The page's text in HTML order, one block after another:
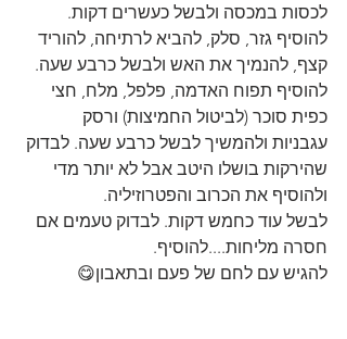
לכסות במכסה ולבשל כעשרים דקות.
להוסיף גזר, סלק, להביא לרתיחה, להוריד
קצף, להנמיך את האש ולבשל כרבע שעה.
להוסיף תפוח האדמה, פלפל, מלח, חצי
כפית סוכר (לביטול החמיצות) ורסק
עגבניות ולהמשיך לבשל כרבע שעה. לבדוק
שהירקות בושלו היטב אבל לא יותר מדי
ולהוסיף את הכרוב והפטרוזיליה.
לבשל עוד כחמש דקות. לבדוק טעמים אם
חסרה מליחות....להוסיף.
להגיש עם לחם של פעם ובתאבון😋